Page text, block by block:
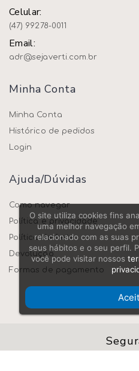
Celular:
(47) 99278-0011
Email:
adr@sejaverti.com.br
Minha Conta
Minha Conta
Histórico de pedidos
Login
Ajuda/dúvidas
Como navegar
Política e privacidade
Política de frete
Devolução
Formas de pagamento
O site utiliza cookies fins
uma melhor navegação
relacionado com as suas
seus hábitos e o seu perfil.
você pode visitar nossos